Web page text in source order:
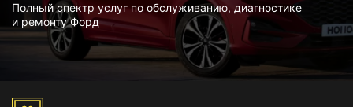
Полный спектр услуг по обслуживанию, диагностике
и ремонту Форд